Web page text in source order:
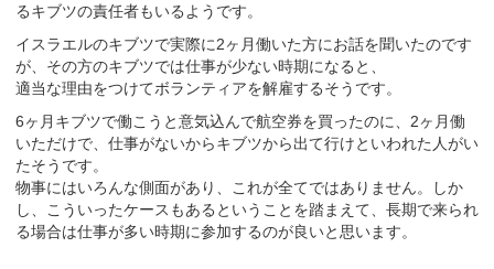
るキブツの責任者もいるようです。
イスラエルのキブツで実際に2ヶ月働いた方にお話を聞いたのです
が、その方のキブツでは仕事が少ない時期になると、
適当な理由をつけてボランティアを解雇するそうです。
6ヶ月キブツで働こうと意気込んで航空券を買ったのに、2ヶ月働
いただけで、仕事がないからキブツから出て行けといわれた人がい
たそうです。
物事にはいろんな側面があり、これが全てではありません。しか
し、こういったケースもあるということを踏まえて、長期で来られ
る場合は仕事が多い時期に参加するのが良いと思います。